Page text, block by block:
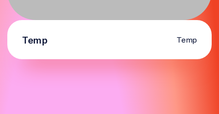
Temp Temp